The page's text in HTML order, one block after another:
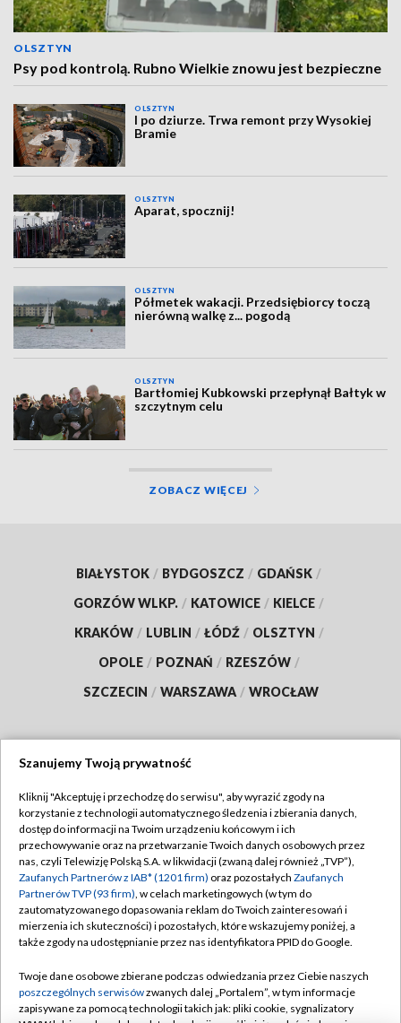
OLSZTYN
Psy pod kontrolą. Rubno Wielkie znowu jest bezpieczne
OLSZTYN
I po dziurze. Trwa remont przy Wysokiej
Bramie
OLSZTYN
Aparat, spocznij!
OLSZTYN
Półmetek wakacji. Przedsiębiorcy toczą
nierówną walkę z... pogodą
OLSZTYN
Bartłomiej Kubkowski przepłynął Bałtyk w
szczytnym celu
ZOBACZ WIĘCEJ
BIAŁYSTOK / BYDGOSZCZ / GDAŃSK /
GORZÓW WLKP. / KATOWICE / KIELCE /
KRAKÓW / LUBLIN / ŁÓDŹ / OLSZTYN /
OPOLE / POZNAŃ / RZESZÓW /
SZCZECIN / WARSZAWA / WROCŁAW
TVP
Abonament TVP
Emisja w TVP
Centrum informacji TVP
Naziemna Telewizja Cyfrowa
Rada Programowa
System NOS
Regulamin TVP
Polityka prywatności
Moje zgody
Pomoc
Kontakt
Szanujemy Twoją prywatność
Kliknij "Akceptuję i przechodzę do serwisu", aby wyrazić zgody na
korzystanie z technologii automatycznego śledzenia i zbierania danych,
dostęp do informacji na Twoim urządzeniu końcowym i ich
przechowywanie oraz na przetwarzanie Twoich danych osobowych przez
nas, czyli Telewizję Polską S.A. w likwidacji (zwaną dalej również „TVP”),
Zaufanych Partnerów z IAB* (1201 firm) oraz pozostałych Zaufanych
Partnerów TVP (93 firm), w celach marketingowych (w tym do
zautomatyzowanego dopasowania reklam do Twoich zainteresowań i
mierzenia ich skuteczności) i pozostałych, które wskazujemy poniżej, a
także zgody na udostępnianie przez nas identyfikatora PPID do Google.
Twoje dane osobowe zbierane podczas odwiedzania przez Ciebie naszych
poszczególnych serwisówzwanych dalej „Portalem”, w tym informacje
zapisywane za pomocą technologii takich jak: pliki cookie, sygnalizatory